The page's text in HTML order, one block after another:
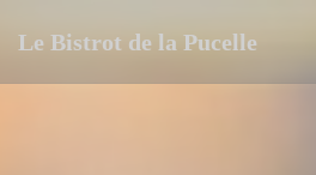
Le Bistrot de la Pucelle